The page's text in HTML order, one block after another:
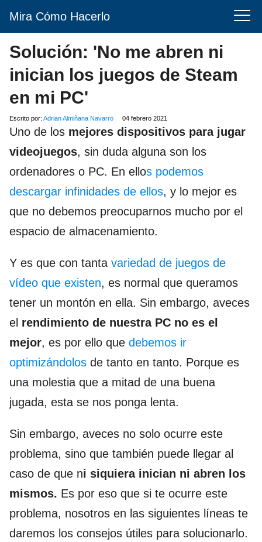
Mira Cómo Hacerlo
Solución: 'No me abren ni
inician los juegos de Steam
en mi PC'
Escrito por: Adrian Almiñana Navarro 04 febrero 2021
Uno de los mejores dispositivos para jugar
videojuegos, sin duda alguna son los
ordenadores o PC. En ellos podemos
descargar infinidades de ellos, y lo mejor es
que no debemos preocuparnos mucho por el
espacio de almacenamiento.
Y es que con tanta variedad de juegos de
vídeo que existen, es normal que queramos
tener un montón en ella. Sin embargo, aveces
el rendimiento de nuestra PC no es el
mejor, es por ello que debemos ir
optimizándolos de tanto en tanto. Porque es
una molestia que a mitad de una buena
jugada, esta se nos ponga lenta.
Sin embargo, aveces no solo ocurre este
problema, sino que también puede llegar al
caso de que ni siquiera inician ni abren los
mismos. Es por eso que si te ocurre este
problema, nosotros en las siguientes líneas te
daremos los consejos útiles para solucionarlo.